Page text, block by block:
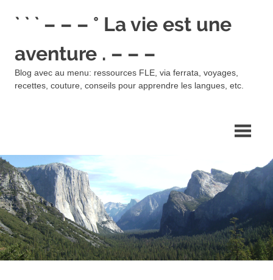
` ` ` – – – ° La vie est une
aventure . – – –
Blog avec au menu: ressources FLE, via ferrata, voyages,
recettes, couture, conseils pour apprendre les langues, etc.